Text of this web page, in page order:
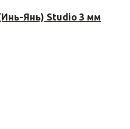
Янь) Studio 3 мм